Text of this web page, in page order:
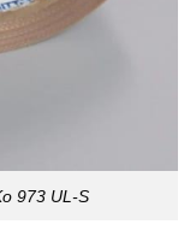
973 UL-S